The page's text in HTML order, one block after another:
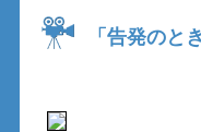
「告発のと